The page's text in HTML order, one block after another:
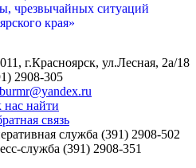
чрезвычайных ситуаций
края»
г.Красноярск, ул.Лесная, 2а/18
2908-305
нас найти
связь
служба (391) 2908-502
служба (391) 2908-351